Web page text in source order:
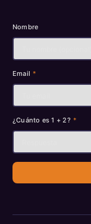
Nombre
Email *
¿Cuánto es 1 + 2? *